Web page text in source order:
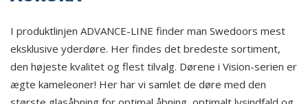
I produktlinjen ADVANCE-LINE finder man Swedoors mest
eksklusive yderdøre. Her findes det bredeste sortiment,
den højeste kvalitet og flest tilvalg. Dørene i Vision-serien er
ægte kameleoner! Her har vi samlet de døre med den